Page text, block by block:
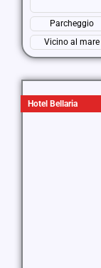
Parcheggio
Vicino al mare
Hotel Bellaria